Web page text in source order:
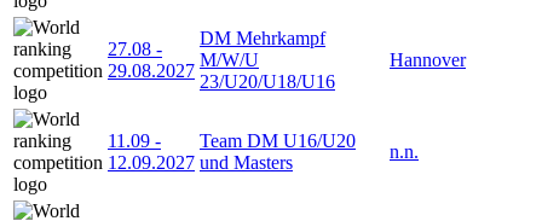
27.08 -
29.08.2027
DM Mehrkampf
M/W/U
23/U20/U18/U16
Hannover
11.09 -
12.09.2027
Team DM U16/U20
und Masters
n.n.